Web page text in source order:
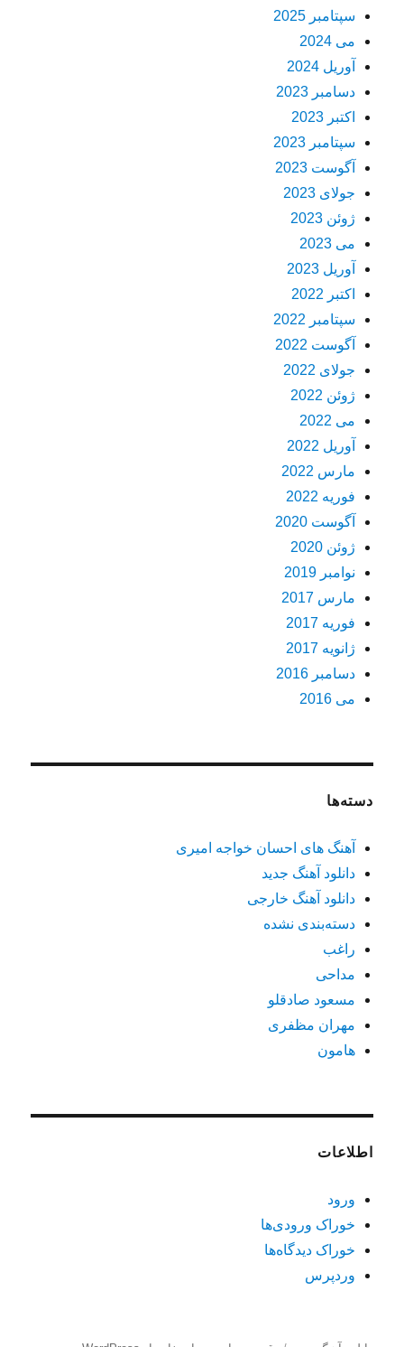
سپتامبر 2025
می 2024
آوریل 2024
دسامبر 2023
اکتبر 2023
سپتامبر 2023
آگوست 2023
جولای 2023
ژوئن 2023
می 2023
آوریل 2023
اکتبر 2022
سپتامبر 2022
آگوست 2022
جولای 2022
ژوئن 2022
می 2022
آوریل 2022
مارس 2022
فوریه 2022
آگوست 2020
ژوئن 2020
نوامبر 2019
مارس 2017
فوریه 2017
ژانویه 2017
دسامبر 2016
می 2016
دسته‌ها
آهنگ های احسان خواجه امیری
دانلود آهنگ جدید
دانلود آهنگ خارجی
دسته‌بندی نشده
راغب
مداحی
مسعود صادقلو
مهران مظفری
هامون
اطلاعات
ورود
خوراک ورودی‌ها
خوراک دیدگاه‌ها
وردپرس